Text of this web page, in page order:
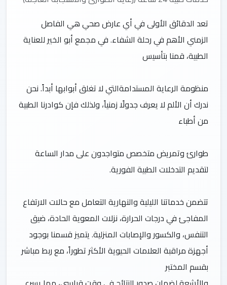
تعد الدقائق الأولى في أي عارض صحي هي الفاصل
الزمني الأهم في رحلة الشفاء. في مجمع أبو الخير للعناية
منظومة الرعاية المستدامةالتي لا تغلق أبوابها أبداً. نحن
ندرك أن الألم لا يعرف جدولًا زمنياً، ولذلك فإن كوادرنا الطبية
طوارئ وتمريض متخصص متواجدون على مدار الساعة
تتضمن خدماتنا الليلية والنهارية التعامل مع حالات الارتفاع
المفاجئ في درجات الحرارة، نزلات المعوية الحادة، ضيق
التنفس، والكسور والإصابات المنزلية. يتميز قسمنا بوجود
أجهزة مراقبة العلامات الحيوية الأكثر تطوراً، مع ربط مباشر